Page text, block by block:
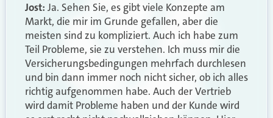
Jost: Ja. Sehen Sie, es gibt viele Konzepte am
Markt, die mir im Grunde gefallen, aber die
meisten sind zu kompliziert. Auch ich habe zum
Teil Probleme, sie zu verstehen. Ich muss mir die
Versicherungsbedingungen mehrfach durchlesen
und bin dann immer noch nicht sicher, ob ich alles
richtig aufgenommen habe. Auch der Vertrieb
wird damit Probleme haben und der Kunde wird